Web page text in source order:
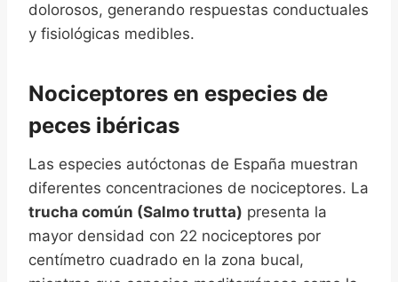
dolorosos, generando respuestas conductuales
y fisiológicas medibles.
Nociceptores en especies de
peces ibéricas
Las especies autóctonas de España muestran
diferentes concentraciones de nociceptores. La
trucha común (Salmo trutta) presenta la
mayor densidad con 22 nociceptores por
centímetro cuadrado en la zona bucal,